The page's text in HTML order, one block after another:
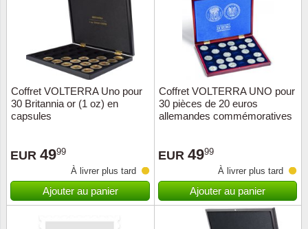
Coffret VOLTERRA Uno pour
30 Britannia or (1 oz) en
capsules
EUR 4999
À livrer plus tard
Ajouter au panier
Coffret VOLTERRA UNO pour
30 pièces de 20 euros
allemandes commémoratives
EUR 4999
À livrer plus tard
Ajouter au panier